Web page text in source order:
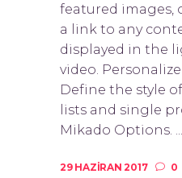
featured images,
a link to any
displayed in the
video.
Define the style
lists and single
Mikado Options. ...
29 HAZIRAN 2017 0